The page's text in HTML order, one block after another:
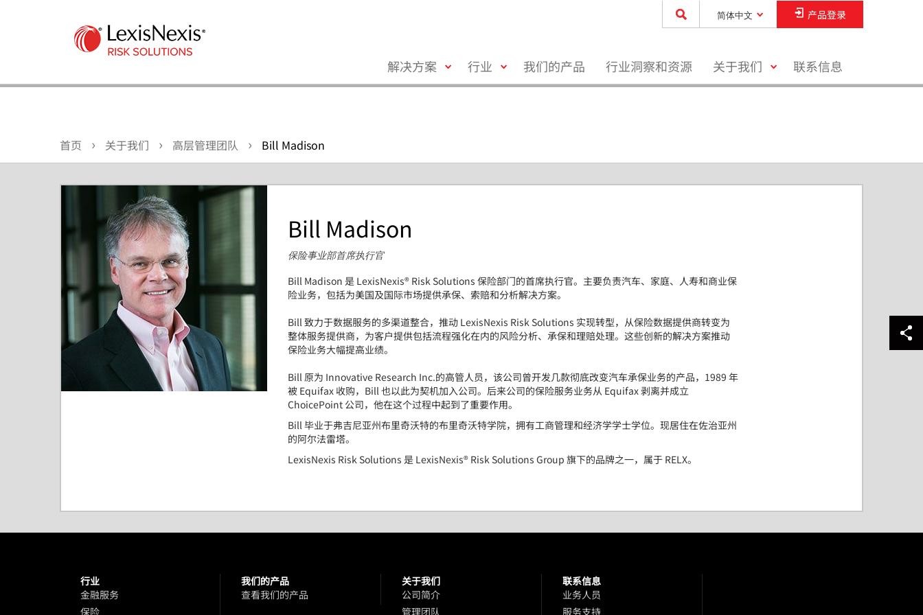
简体中文 产品登录
解决方案 toggle
menu
行业 toggle
menu
我们的产品 行业洞察和资源 关于我们 toggle
menu
联系信息
首页 关于我们 高层管理团队 Bill Madison
Bill Madison
保险事业部首席执行官
Bill Madison 是 LexisNexis® Risk Solutions 保险部门的首席执行官。主要负责汽车、家庭、人寿和商业保
险业务，包括为美国及国际市场提供承保、索赔和分析解决方案。
Bill致力于数据服务的多渠道整合，推动 LexisNexis Risk Solutions 实现转型，从保险数据提供商转变为
整体服务提供商，为客户提供包括流程强化在内的风险分析、承保和理赔处理。这些创新的解决方案推动
保险业务大幅提高业绩。
Bill原为 Innovative Research Inc.的高管人员，该公司曾开发几款彻底改变汽车承保业务的产品， 1989 年
被 Equifax 收购， Bill也以此为契机加入公司。后来公司的保险服务业务从 Equifax剥离并成立
ChoicePoint 公司，他在这个过程中起到了重要作用。
Bill毕业于弗吉尼亚州布里奇沃特的布里奇沃特学院，拥有工商管理和经济学学士学位。现居住在佐治亚州
的阿尔法雷塔。
LexisNexis Risk Solutions 是 LexisNexis® Risk Solutions Group 旗下的品牌之一，属于 RELX。
行业
金融服务
保险
我们的产品
查看我们的产品
关于我们
公司简介
管理团队
联系信息
业务人员
服务支持